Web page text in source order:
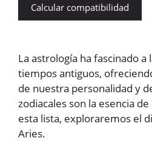
Calcular compatibilidad
La astrología ha fascinado
tiempos antiguos,
de nuestra personalidad y
zodiacales son la esencia
esta lista, exploraremos el
Aries.